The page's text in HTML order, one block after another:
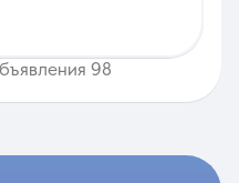
98